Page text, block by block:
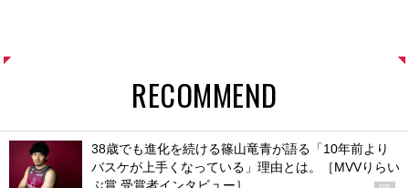
RECOMMEND
38歳でも進化を続ける篠山竜青が語る「10年前より
バスケが上手くなっている」理由とは。［MVVりらい